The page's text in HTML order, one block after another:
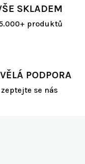
SKLADEM
produktů
PODPORA
zeptejte se nás